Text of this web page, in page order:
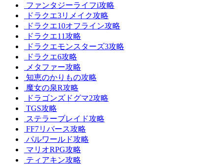
ファンタジーライフi攻略
ドラクエ3リメイク攻略
ドラクエ10オフライン攻略
ドラクエ11攻略
ドラクエモンスターズ3攻略
ドラクエ6攻略
メタファー攻略
知恵のかりもの攻略
魔女の泉R攻略
ドラゴンズドグマ2攻略
TGS攻略
ステラーブレイド攻略
FF7リバース攻略
パルワールド攻略
マリオRPG攻略
ティアキン攻略